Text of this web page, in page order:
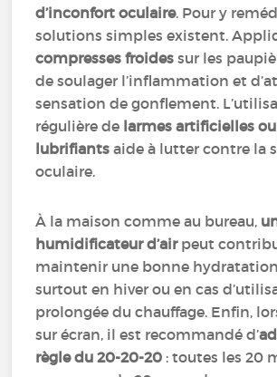
d’inconfort oculaire. Pour y
solutions simples existent.
compresses froides sur les
de soulager l’inflammation et
sensation de gonflement.
régulière de larmes artificielles
lubrifiants aide à lutter contre la
oculaire.
À la maison comme au bureau,
humidificateur d’air peut
maintenir une bonne
surtout en hiver ou en cas
prolongée du chauffage. Enfin,
sur écran, il est recommandé d’
règle du 20-20-20 : toutes les 20